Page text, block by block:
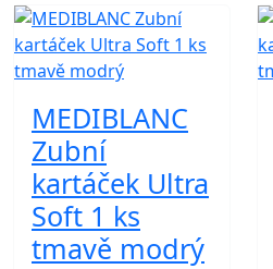
MEDIBLANC
Zubní
kartáček Ultra
Soft 1 ks
tmavě modrý